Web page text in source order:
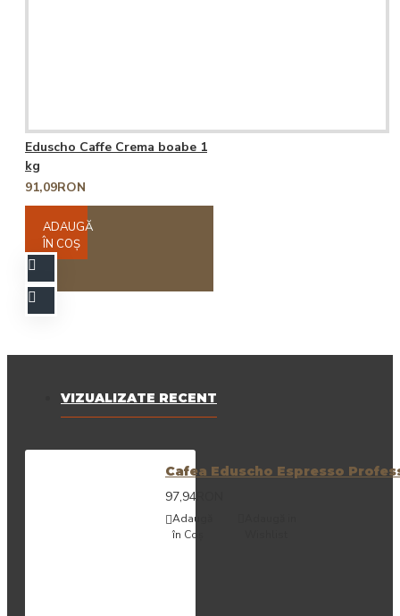
Eduscho Caffe Crema boabe 1
kg
91,09RON
ADAUGĂ
ÎN COŞ
VIZUALIZATE RECENT
Cafea Eduscho Espresso
97,94RON
Adaugă
în Coş